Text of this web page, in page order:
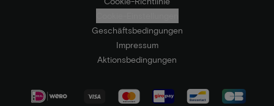
Geschäftsbedingungen
Impressum
Aktionsbedingungen